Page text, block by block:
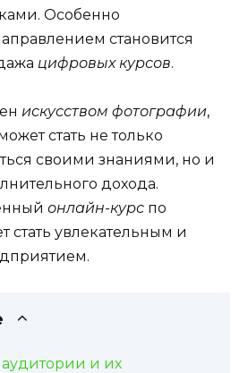
Особенно
становится
цифровых курсов.
искусством фотографии,
стать не только
своими знаниями, но и
дохода.
онлайн-курс по
стать увлекательным и
и их